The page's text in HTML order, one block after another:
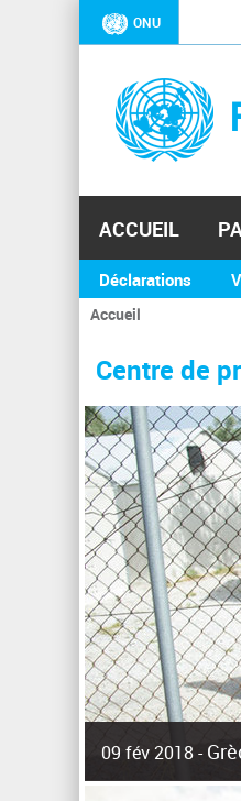
ONU
ACCUEIL
Déclarations
Vous
ici
Accueil
Centre de
09 fév 2018 -